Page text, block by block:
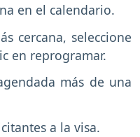
en el calendario.
cercana, seleccione
en reprogramar.
más de una
a la visa.